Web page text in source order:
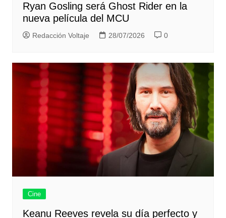
Ryan Gosling será Ghost Rider en la
nueva película del MCU
Redacción Voltaje 28/07/2026 0
Cine
Keanu Reeves revela su día perfecto y